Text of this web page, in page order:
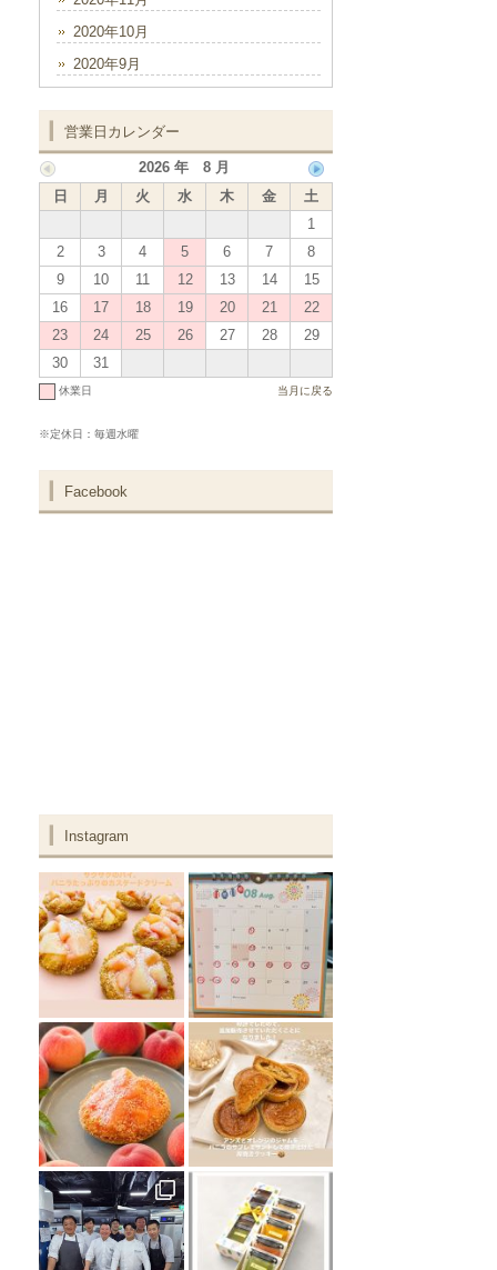
2020年10月
2020年9月
営業日カレンダー
2026 年 8 月
日
月 火 水 木 金
土
1
2
3 4 5 6 7
8
9
10 11 12 13 14
15
16
17 18 19 20 21
22
23
24 25 26 27 28
29
30
31
休業日 当月に戻る
※定休日：毎週水曜
Facebook
Instagram